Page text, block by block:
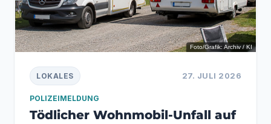
Foto/Grafik: Archiv / KI
27. JULI 2026
LOKALES
POLIZEIMELDUNG
Tödlicher Wohnmobil-Unfall auf